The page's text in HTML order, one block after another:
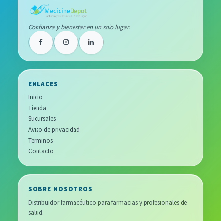
Confianza y bienestar en un solo lugar.
ENLACES
Inicio
Tienda
Sucursales
Aviso de privacidad
Terminos
Contacto
SOBRE NOSOTROS
Distribuidor farmacéutico para farmacias y profesionales de
salud.